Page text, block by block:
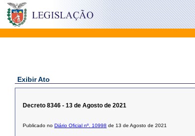
Exibir Ato
Decreto 8346 - 13 de Agosto de 2021
Publicado no Diário Oficial nº. 10998 de 13 de Agosto de 2021